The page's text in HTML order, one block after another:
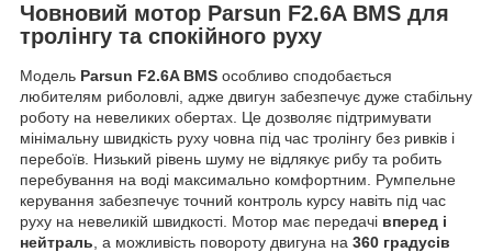
Човновий мотор Parsun F2.6A BMS для
тролінгу та спокійного руху
Модель Parsun F2.6A BMS особливо сподобається
любителям риболовлі, адже двигун забезпечує дуже стабільну
роботу на невеликих обертах. Це дозволяє підтримувати
мінімальну швидкість руху човна під час тролінгу без ривків і
перебоїв. Низький рівень шуму не відлякує рибу та робить
перебування на воді максимально комфортним. Румпельне
керування забезпечує точний контроль курсу навіть під час
руху на невеликій швидкості. Мотор має передачі вперед і
нейтраль , а можливість повороту двигуна на 360 градусів